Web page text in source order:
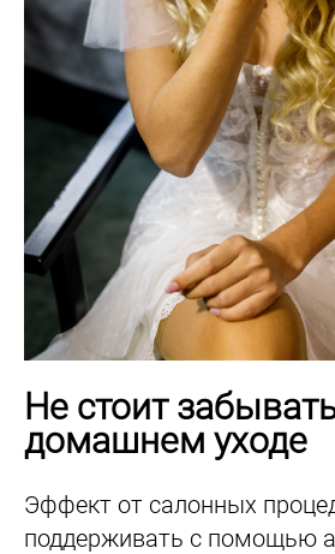
Не стоит
домашнем уходе
Эффект от салонных
поддерживать с помощью